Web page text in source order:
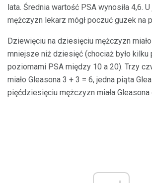
lata. Średnia wartość PSA wynosiła 4,6.
mężczyzn lekarz mógł poczuć guzek na
Dziewięciu na dziesięciu mężczyzn
mniejsze niż dziesięć (chociaż było kilku
poziomami PSA między 10 a 20). Trzy
miało Gleasona 3 + 3 = 6, jedna piąta
pięćdziesięciu mężczyzn miała Gleasona